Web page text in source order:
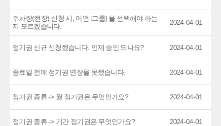
주차장(현장) 신청 시, 어떤 [그룹] 을 선택해야 하는
지 모르겠습니다.
2024-04-01
정기권 신규 신청했습니다. 언제 승인 되나요? 2024-04-01
종료일 전에 정기권 연장을 못했습니다. 2024-04-01
정기권 종류 -> 월 정기권은 무엇인가요? 2024-04-01
정기권 종류 -> 기간 정기권은 무엇인가요? 2024-04-01